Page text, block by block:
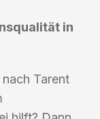
in
Tarent